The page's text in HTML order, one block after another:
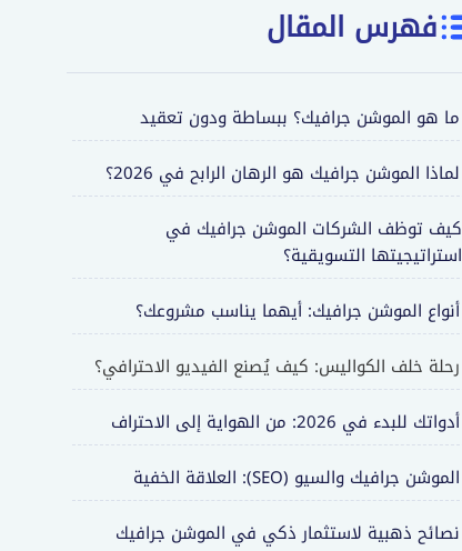
فهرس المقال
ما هو الموشن جرافيك؟ ببساطة ودون تعقيد
لماذا الموشن جرافيك هو الرهان الرابح في 2026؟
كيف توظف الشركات الموشن جرافيك في
استراتيجيتها التسويقية؟
أنواع الموشن جرافيك: أيهما يناسب مشروعك؟
رحلة خلف الكواليس: كيف يُصنع الفيديو الاحترافي؟
أدواتك للبدء في 2026: من الهواية إلى الاحتراف
الموشن جرافيك والسيو (SEO): العلاقة الخفية
نصائح ذهبية لاستثمار ذكي في الموشن جرافيك